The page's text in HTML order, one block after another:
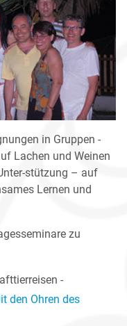
in Gruppen -
Lachen und Weinen
stützung – auf
Lernen und
zu
-
den Ohren des